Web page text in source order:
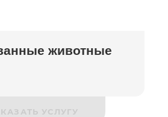
животные
УСЛУГУ